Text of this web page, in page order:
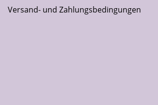
Versand- und Zahlungsbedingungen